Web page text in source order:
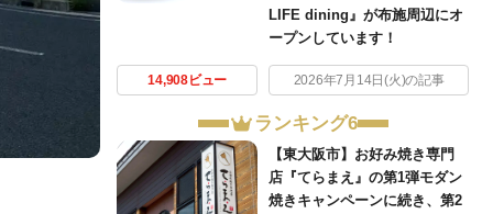
LIFE dining』が布施周辺にオ
ープンしています！
14,908ビュー 2026年7月14日(火)の記事
ランキング6
【東大阪市】お好み焼き専門
店『てらまえ』の第1弾モダン
焼きキャンペーンに続き、第2